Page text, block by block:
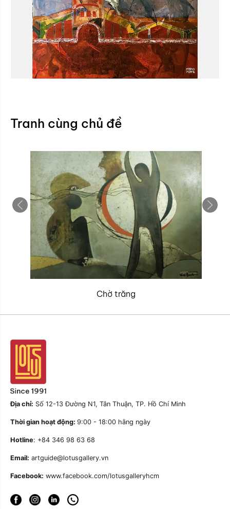
Tranh cùng chủ đề
Chờ trăng
Địa chỉ: Số 12-13 Đường N1, Tân Thuận, TP. Hồ Chí Minh
Thời gian hoạt động: 9:00 - 18:00 hằng ngày
Hotline: +84 346 98 63 68
Email: artguide@lotusgallery.vn
Facebook: www.facebook.com/lotusgalleryhcm